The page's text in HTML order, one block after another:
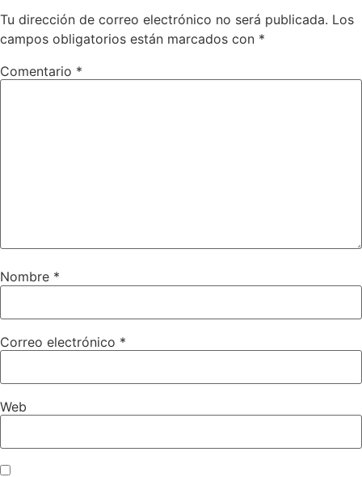
Tu dirección de correo electrónico no será publicada. Los
campos obligatorios están marcados con *
Comentario *
Nombre *
Correo electrónico *
Web